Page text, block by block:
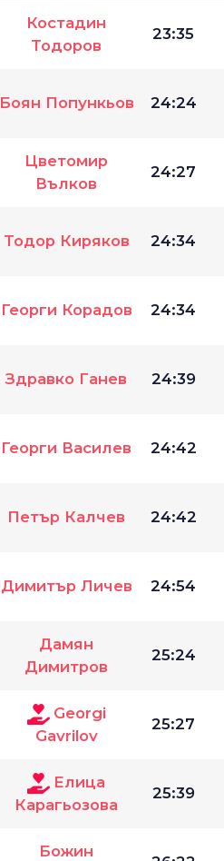
Костадин
Тодоров
23:35
Боян Попункьов 24:24
Цветомир
Вълков
24:27
Тодор Киряков 24:34
Георги Корадов 24:34
Здравко Ганев 24:39
Георги Василев 24:42
Петър Калчев 24:42
Димитър Личев 24:54
Дамян
Димитров
25:24
Georgi
Gavrilov
25:27
Елица
Карагьозова
25:39
Божин